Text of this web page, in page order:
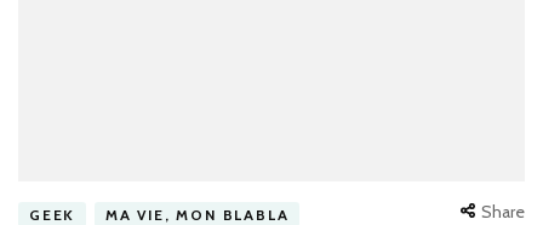
GEEK MA VIE, MON BLABLA Share